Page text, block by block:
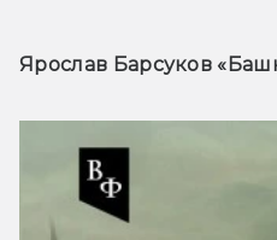
Ярослав Барсуков